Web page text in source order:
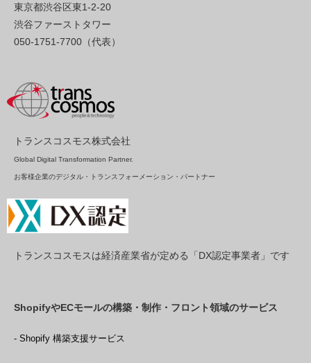
東京都渋谷区東1-2-20
渋谷ファーストタワー
050-1751-7700（代表）
トランスコスモス株式会社
Global Digital Transformation Partner.
お客様企業のデジタル・トランスフォーメーション・パートナー
トランスコスモスは経済産業省が定める「DX認定事業者」です
ShopifyやECモールの構築・制作・フロント領域のサービス
- Shopify 構築支援サービス